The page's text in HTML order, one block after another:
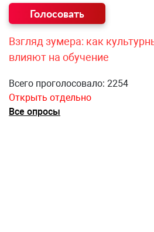
Взгляд зумера: как
влияют на обучение
Всего проголосовало: 2254
Открыть отдельно
Все опросы